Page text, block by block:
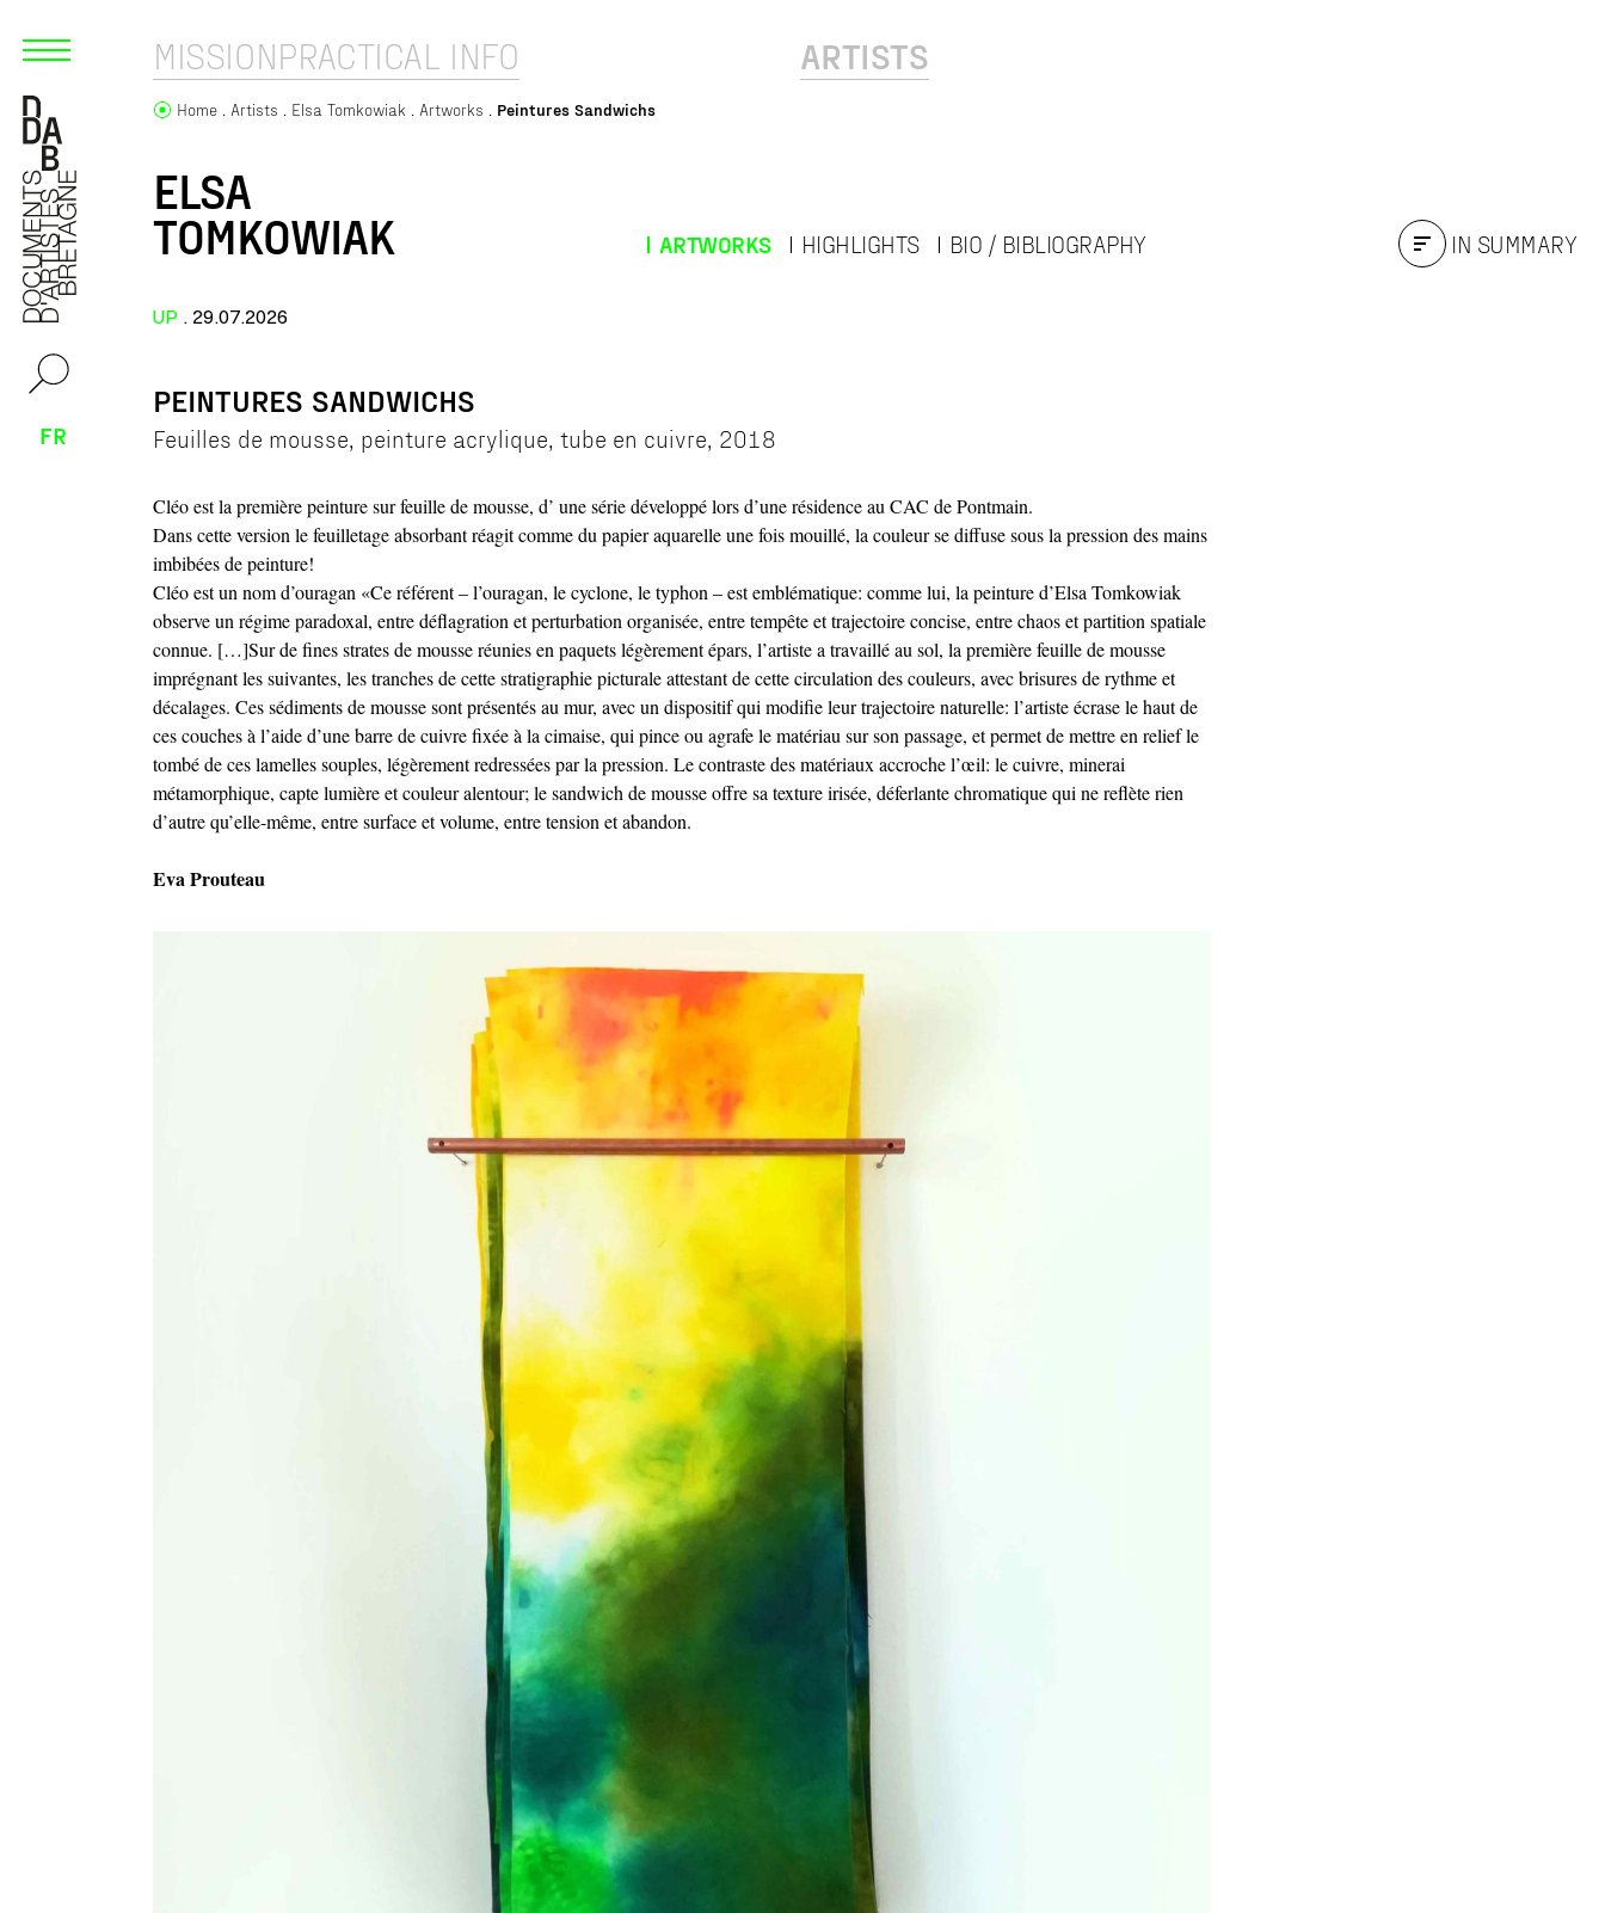
FR
MISSIONPRACTICAL INFO ARTISTS
Home Artists Elsa Tomkowiak Artworks Peintures Sandwichs
ELSA
TOMKOWIAK ARTWORKS HIGHLIGHTS BIO / BIBLIOGRAPHY IN SUMMARY
UP . 29.07.2026
PEINTURES SANDWICHS
Feuilles de mousse, peinture acrylique, tube en cuivre, 2018
Cléo est la première peinture sur feuille de mousse, d’ une série développé lors d’une résidence au CAC de Pontmain.
Dans cette version le feuilletage absorbant réagit comme du papier aquarelle une fois mouillé, la couleur se diffuse sous la pression des mains
imbibées de peinture!
Cléo est un nom d’ouragan «Ce référent – l’ouragan, le cyclone, le typhon – est emblématique: comme lui, la peinture d’Elsa Tomkowiak
observe un régime paradoxal, entre déflagration et perturbation organisée, entre tempête et trajectoire concise, entre chaos et partition spatiale
connue. […]Sur de fines strates de mousse réunies en paquets légèrement épars, l’artiste a travaillé au sol, la première feuille de mousse
imprégnant les suivantes, les tranches de cette stratigraphie picturale attestant de cette circulation des couleurs, avec brisures de rythme et
décalages. Ces sédiments de mousse sont présentés au mur, avec un dispositif qui modifie leur trajectoire naturelle: l’artiste écrase le haut de
ces couches à l’aide d’une barre de cuivre fixée à la cimaise, qui pince ou agrafe le matériau sur son passage, et permet de mettre en relief le
tombé de ces lamelles souples, légèrement redressées par la pression. Le contraste des matériaux accroche l’œil: le cuivre, minerai
métamorphique, capte lumière et couleur alentour; le sandwich de mousse offre sa texture irisée, déferlante chromatique qui ne reflète rien
d’autre qu’elle-même, entre surface et volume, entre tension et abandon.
Eva Prouteau